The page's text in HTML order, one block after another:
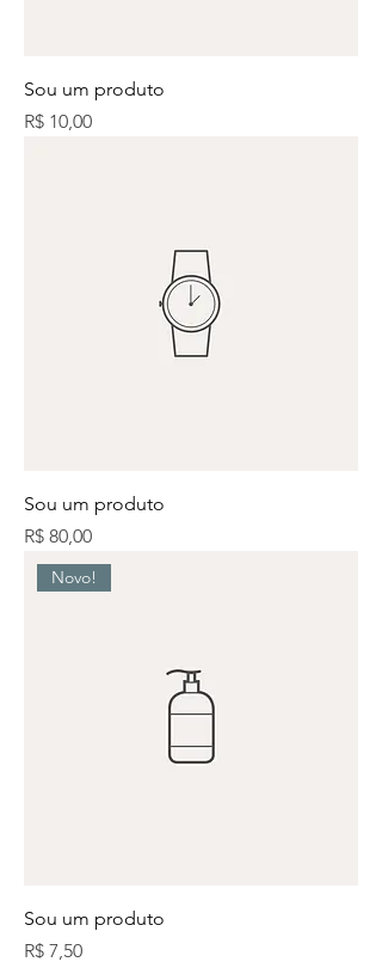
Sou um produto
Preço
R$ 10,00
Sou um produto
Preço
R$ 80,00
Novo!
Sou um produto
Preço
R$ 7,50